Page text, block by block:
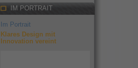
IM PORTRAIT
Im Portrait
Klares Design mit
Innovation vereint